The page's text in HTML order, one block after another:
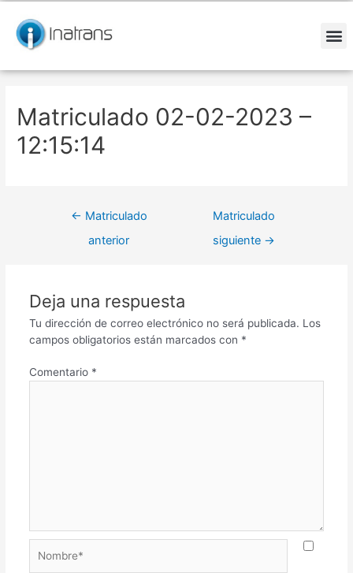
contenido
Matriculado 02-02-2023 –
12:15:14
de
entradas
← Matriculado
anterior
Matriculado
siguiente →
Deja una respuesta
Tu dirección de correo electrónico no será publicada. Los
campos obligatorios están marcados con *
Comentario *